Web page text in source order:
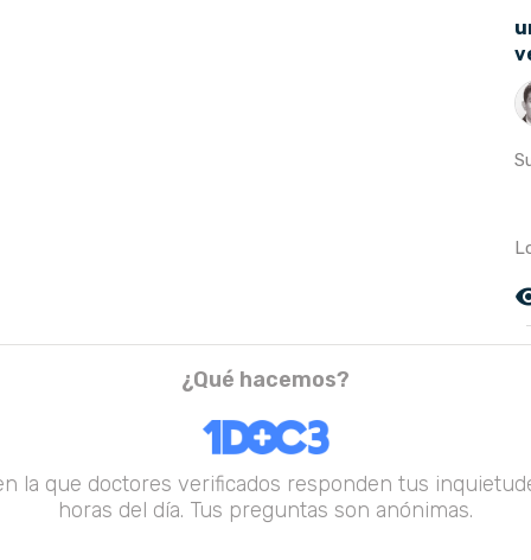
¿Qué hacemos?
la que doctores verificados responden tus
horas del día. Tus preguntas son anónimas.